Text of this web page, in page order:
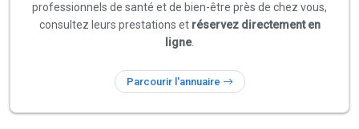
professionnels de santé et de bien-être près de chez vous,
consultez leurs prestations et réservez directement en
ligne.
Parcourir l'annuaire